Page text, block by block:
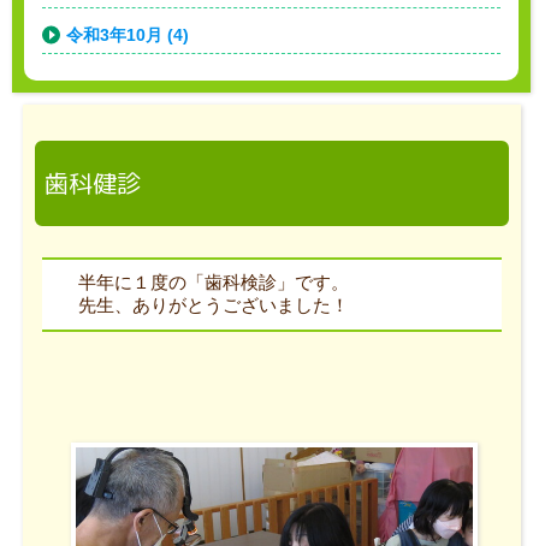
令和3年10月 (4)
歯科健診
半年に１度の「歯科検診」です。
先生、ありがとうございました！